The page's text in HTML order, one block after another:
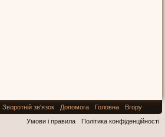
Зворотній зв'язок Допомога Головна
Вгору
Умови і правила
Політика конфіденційності